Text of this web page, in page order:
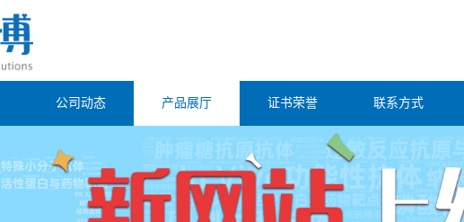
公司动态 产品展厅 证书荣誉 联系方式